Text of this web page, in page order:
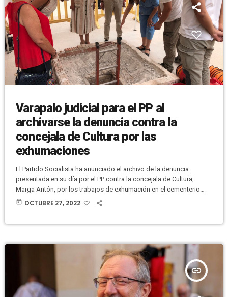
Varapalo judicial para el PP al
archivarse la denuncia contra la
concejala de Cultura por las
exhumaciones
El Partido Socialista ha anunciado el archivo de la denuncia
presentada en su día por el PP contra la concejala de Cultura,
Marga Antón, por los trabajos de exhumación en el cementerio
viejo. Esta decisión judicial supone un varapalo para el Partido
today OCTUBRE 27, 2022
insert_link